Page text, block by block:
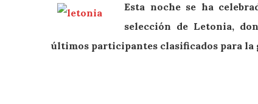
Esta noche se ha
selección de Letonia,
últimos participantes clasificados para la